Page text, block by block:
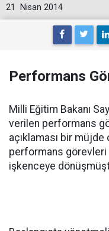
21 Nisan 2014
Performans
Milli Eğitim Bakanı
verilen performans
açıklaması bir müjde
performans
işkenceye